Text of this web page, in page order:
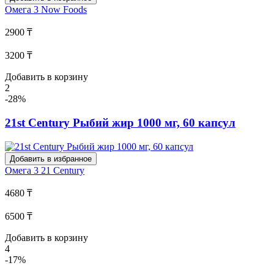
Омега 3 Now Foods
2900 ₸
3200 ₸
Добавить в корзину
2
-28%
21st Century Рыбий жир 1000 мг, 60 капсул
Добавить в избранное
Омега 3 21 Century
4680 ₸
6500 ₸
Добавить в корзину
4
-17%